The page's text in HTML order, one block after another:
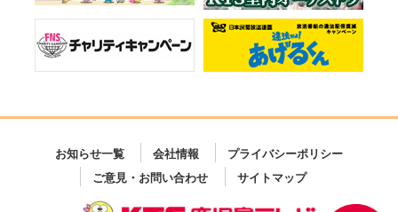
お知らせ一覧 会社情報
プライバシーポリシー
ご意見・お問い合わせ
サイトマップ